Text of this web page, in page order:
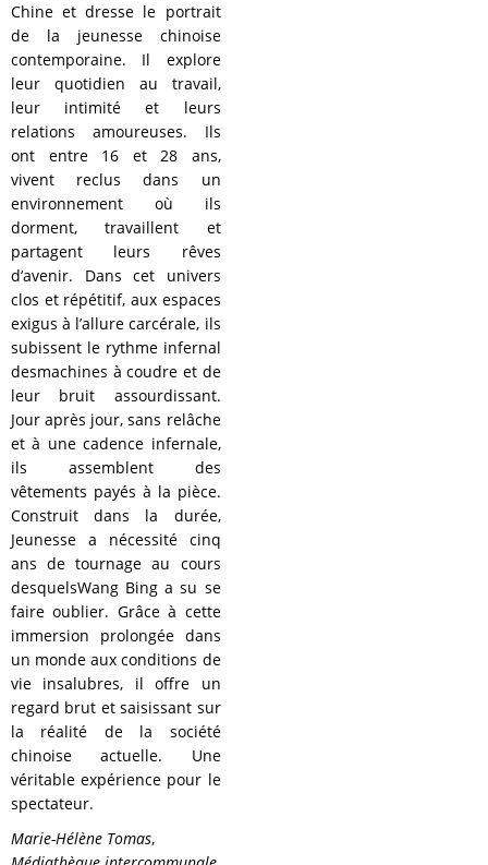
Chine et dresse le portrait
de la jeunesse chinoise
contemporaine. Il explore
leur quotidien au travail,
leur intimité et leurs
relations amoureuses. Ils
ont entre 16 et 28 ans,
vivent reclus dans un
environnement où ils
dorment, travaillent et
partagent leurs rêves
d’avenir. Dans cet univers
clos et répétitif, aux espaces
exigus à l’allure carcérale, ils
subissent le rythme infernal
desmachines à coudre et de
leur bruit assourdissant.
Jour après jour, sans relâche
et à une cadence infernale,
ils assemblent des
vêtements payés à la pièce.
Construit dans la durée,
Jeunesse a nécessité cinq
ans de tournage au cours
desquelsWang Bing a su se
faire oublier. Grâce à cette
immersion prolongée dans
un monde aux conditions de
vie insalubres, il oﬀre un
regard brut et saisissant sur
la réalité de la société
chinoise actuelle. Une
véritable expérience pour le
spectateur.
Marie-Hélène Tomas,